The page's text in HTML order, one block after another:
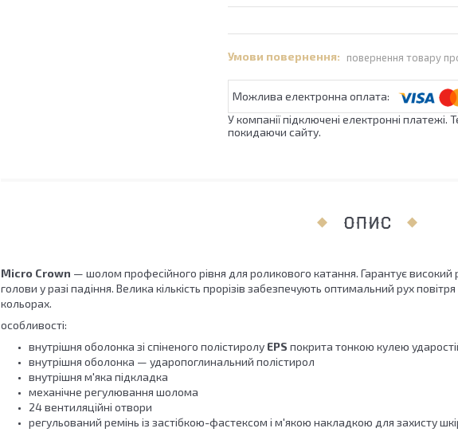
повернення товару
У компанії підключені електронні
покидаючи сайту.
ОПИС
Micro Crown — шолом професійного рівня для роликового катання. Гарантує
голови у разі падіння. Велика кількість прорізів забезпечують оптимальний рух
кольорах.
особливості:
внутрішня оболонка зі спіненого полістиролу EPS покрита тонкою кулею
внутрішня оболонка — ударопоглинальний полістирол
внутрішня м'яка підкладка
механічне регулювання шолома
24 вентиляційні отвори
регульований ремінь із застібкою-фастексом і м'якою накладкою для захисту